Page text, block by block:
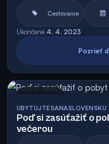
Cestovanie
Ukončené 4. 4. 2023
Pozrieť
UBYTUJTESANASLOVENSKU
Poď si zasúťažiť o
večerou